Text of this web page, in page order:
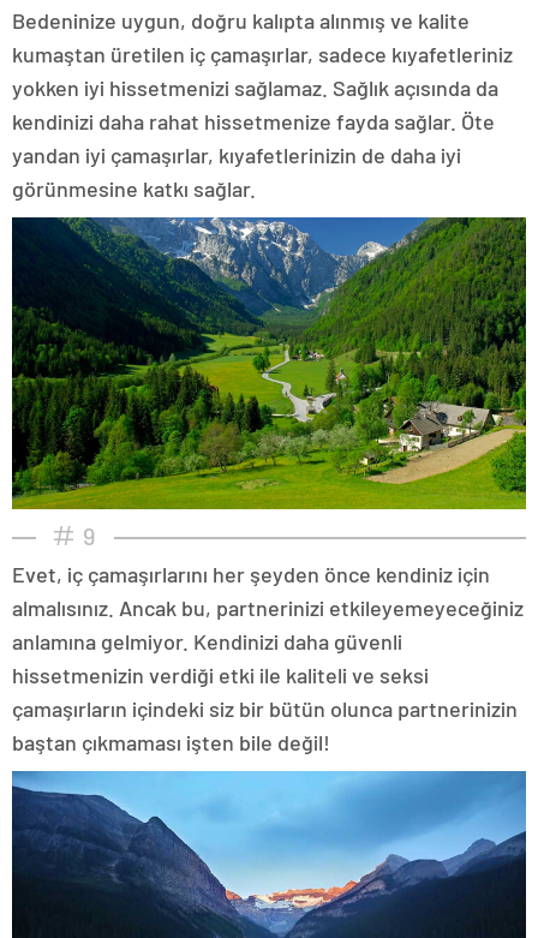
Bedeninize uygun, doğru kalıpta alınmış ve kalite
kumaştan üretilen iç çamaşırlar, sadece kıyafetleriniz
yokken iyi hissetmenizi sağlamaz. Sağlık açısında da
kendinizi daha rahat hissetmenize fayda sağlar. Öte
yandan iyi çamaşırlar, kıyafetlerinizin de daha iyi
görünmesine katkı sağlar.
9
Evet, iç çamaşırlarını her şeyden önce kendiniz için
almalısınız. Ancak bu, partnerinizi etkileyemeyeceğiniz
anlamına gelmiyor. Kendinizi daha güvenli
hissetmenizin verdiği etki ile kaliteli ve seksi
çamaşırların içindeki siz bir bütün olunca partnerinizin
baştan çıkmaması işten bile değil!